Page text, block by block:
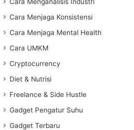
Cara Menjaga Konsistensi
Cara Menjaga Mental Health
Cara UMKM
Cryptocurrency
Diet & Nutrisi
Freelance & Side Hustle
Gadget Pengatur Suhu
Gadget Terbaru